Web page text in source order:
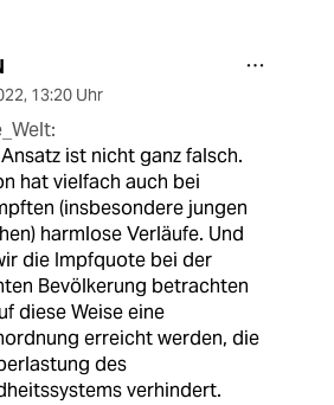
, 13:20 Uhr
ist nicht ganz falsch.
hat vielfach auch bei
(insbesondere jungen
harmlose Verläufe. Und
die Impfquote bei der
Bevölkerung betrachten
diese Weise eine
erreicht werden, die
des
verhindert.